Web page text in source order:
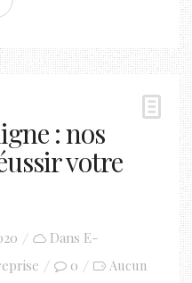
: nos
votre
Dans E-
0
Aucun